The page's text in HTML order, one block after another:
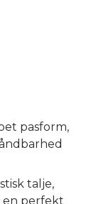
pasform,
talje,
en perfekt